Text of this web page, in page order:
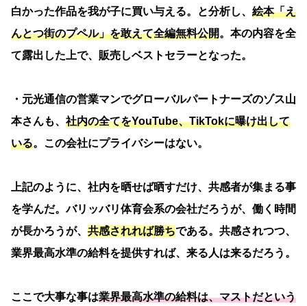
白かった作品を我が子に買い与える。と分析し、 絵本「え
んとつ街のプペル」を敢えて全編無料公開。本の内容を全
て露出した上で、販売しベストセラーとなった。
・元光通信の営業マンでグローバルパートナーズのゾス山
本さんも、 社内の全てをYouTube、TikTokに曝け出して
いる。この会社にプライバシーはない。
上記のように、社内を晒せば晒すだけ、共感者が集まる事
を学んだ。バリッバリ体育会系の会社だろうが、働く時間
が長かろうが、 共感されれば勝ちである。共感されつつ、
業界最高水準の給料を提供すれば、来る人は来るだろう。
ここで大事な事は業界最高水準の給料は、マストだという